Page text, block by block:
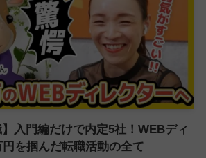
】入門編だけで内定5社！WEBディ
を掴んだ転職活動の全て